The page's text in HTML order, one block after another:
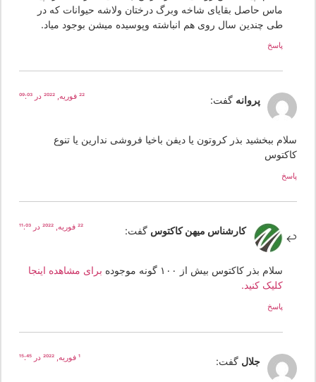
ماس حاصل بقایای شاخه وبرگ درختان ولاشه حیوانات که در
طی چندین سال روی هم انباشته وپوسیده میشن بوجود میاد.
پروانه گفت:
ببخشید بذر کروتون یا دیفن باخیا فروشی ندارین یا تنوع
کارشناس میهن کاکتوس گفت:
سلام بذر کاکتوس بیش از ۱۰۰ گونه موجوده
برای مشاهده اینجا
کلیک کنید.
جلال گفت: